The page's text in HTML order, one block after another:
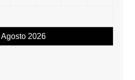
Agosto 2026